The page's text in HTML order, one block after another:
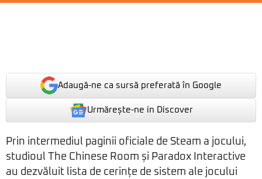
Adaugă-ne ca sursă preferată în Google
Urmărește-ne in Discover
Prin intermediul paginii oficiale de Steam a jocului,
studioul The Chinese Room și Paradox Interactive
au dezvăluit lista de cerințe de sistem ale jocului